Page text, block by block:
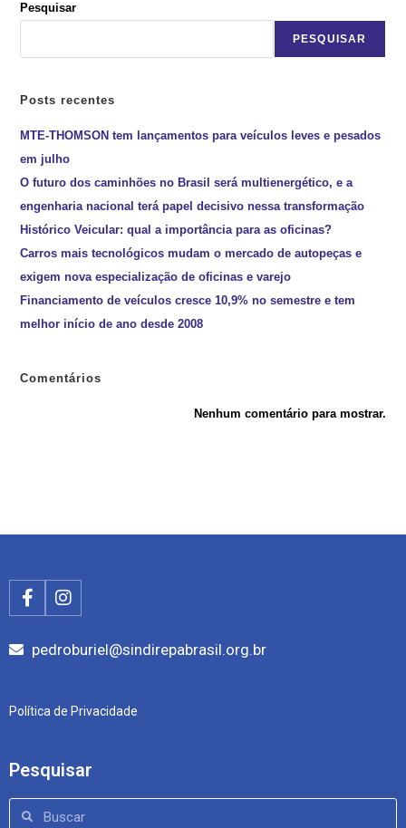
Pesquisar
PESQUISAR
Posts recentes
MTE-THOMSON tem lançamentos para veículos leves e pesados
em julho
O futuro dos caminhões no Brasil será multienergético, e a
engenharia nacional terá papel decisivo nessa transformação
Histórico Veicular: qual a importância para as oficinas?
Carros mais tecnológicos mudam o mercado de autopeças e
exigem nova especialização de oficinas e varejo
Financiamento de veículos cresce 10,9% no semestre e tem
melhor início de ano desde 2008
Comentários
Nenhum comentário para mostrar.
pedroburiel@sindirepabrasil.org.br
Política de Privacidade
Pesquisar